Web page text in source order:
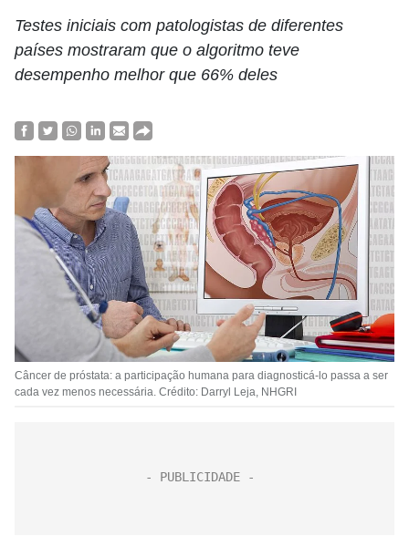
Testes iniciais com patologistas de diferentes
países mostraram que o algoritmo teve
desempenho melhor que 66% deles
Câncer de próstata: a participação humana para diagnosticá-lo passa a ser
cada vez menos necessária. Crédito: Darryl Leja, NHGRI